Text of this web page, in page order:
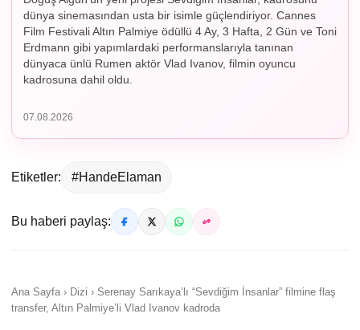
dünya sinemasından usta bir isimle güçlendiriyor. Cannes
Film Festivali Altın Palmiye ödüllü 4 Ay, 3 Hafta, 2 Gün ve Toni
Erdmann gibi yapımlardaki performanslarıyla tanınan
dünyaca ünlü Rumen aktör Vlad Ivanov, filmin oyuncu
kadrosuna dahil oldu.
07.08.2026
Etiketler: #HandeElaman
Bu haberi paylaş:
Ana Sayfa › Dizi › Serenay Sarıkaya’lı “Sevdiğim İnsanlar” filmine flaş
transfer, Altın Palmiye’li Vlad Ivanov kadroda